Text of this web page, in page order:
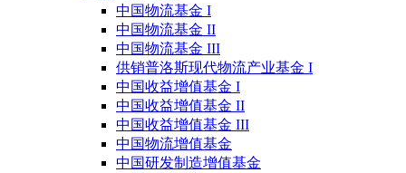
中国物流基金 I
中国物流基金 II
中国物流基金 III
供销普洛斯现代物流产业基金 I
中国收益增值基金 I
中国收益增值基金 II
中国收益增值基金 III
中国物流增值基金
中国研发制造增值基金